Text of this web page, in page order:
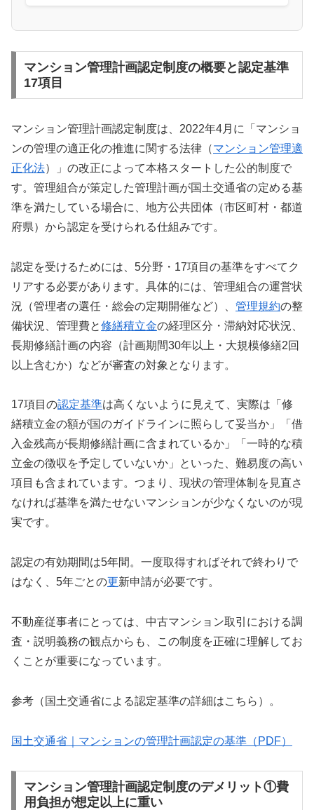
マンション管理計画認定制度の概要と認定基準
17項目
マンション管理計画認定制度は、2022年4月に「マンショ
ンの管理の適正化の推進に関する法律（マンション管理適
正化法）」の改正によって本格スタートした公的制度で
す。管理組合が策定した管理計画が国土交通省の定める基
準を満たしている場合に、地方公共団体（市区町村・都道
府県）から認定を受けられる仕組みです。
認定を受けるためには、5分野・17項目の基準をすべてク
リアする必要があります。具体的には、管理組合の運営状
況（管理者の選任・総会の定期開催など）、 管理規約の整
備状況、管理費と修繕積立金の経理区分・滞納対応状況、
長期修繕計画の内容（計画期間30年以上・大規模修繕2回
以上含むか）などが審査の対象となります。
17項目の認定基準は高くないように見えて、実際は「修
繕積立金の額が国のガイドラインに照らして妥当か」「借
入金残高が長期修繕計画に含まれているか」「一時的な積
立金の徴収を予定していないか」といった、難易度の高い
項目も含まれています。つまり、現状の管理体制を見直さ
なければ基準を満たせないマンションが少なくないのが現
実です。
認定の有効期間は5年間。一度取得すればそれで終わりで
はなく、5年ごとの更新申請が必要です。
不動産従事者にとっては、中古マンション取引における調
査・説明義務の観点からも、この制度を正確に理解してお
くことが重要になっています。
参考（国土交通省による認定基準の詳細はこちら）。
国土交通省｜マンションの管理計画認定の基準（PDF）
マンション管理計画認定制度のデメリット①費
用負担が想定以上に重い